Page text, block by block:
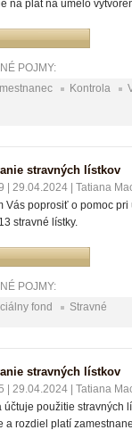
na plat na umelo
POJMY:
Kontrola
stravných lístkov
29.04.2024
Tatiana
Vás poprosiť o pomoc
stravné lístky.
POJMY:
fond
Stravné
stravných lístkov
29.04.2024
Tatiana
účtuje použitie stravných
a rozdiel platí